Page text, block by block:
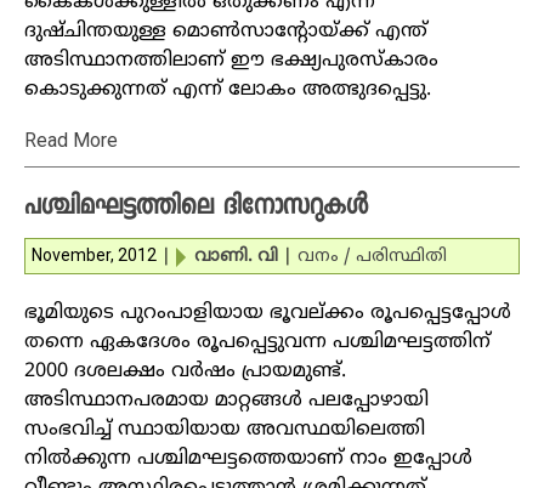
ദുഷ്ചിന്തയുള്ള മൊണ്‍സാന്റോയ്ക്ക് എന്ത്
അടിസ്ഥാനത്തിലാണ് ഈ ഭക്ഷ്യപുരസ്‌കാരം
കൊടുക്കുന്നത് എന്ന് ലോകം അത്ഭുദപ്പെട്ടു.
Read More
പശ്ചിമഘട്ടത്തിലെ ദിനോസറുകള്‍
November, 2012 വാണി. വി വനം / പരിസ്ഥിതി
ഭൂമിയുടെ പുറംപാളിയായ ഭൂവല്ക്കം രൂപപ്പെട്ടപ്പോള്‍
തന്നെ ഏകദേശം രൂപപ്പെട്ടുവന്ന പശ്ചിമഘട്ടത്തിന്
2000 ദശലക്ഷം വര്‍ഷം പ്രായമുണ്ട്.
അടിസ്ഥാനപരമായ മാറ്റങ്ങള്‍ പലപ്പോഴായി
സംഭവിച്ച് സ്ഥായിയായ അവസ്ഥയിലെത്തി
നില്‍ക്കുന്ന പശ്ചിമഘട്ടത്തെയാണ് നാം ഇപ്പോള്‍